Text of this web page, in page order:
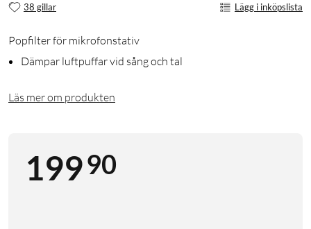
38 gillar Lägg i inköpslista
Popfilter för mikrofonstativ
Dämpar luftpuffar vid sång och tal
Läs mer om produkten
19990